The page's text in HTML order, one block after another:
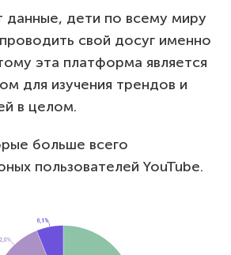
данные, дети по всему миру
свой досуг именно
эта платформа является
для изучения трендов и
в целом.
больше всего
пользователей YouTube.